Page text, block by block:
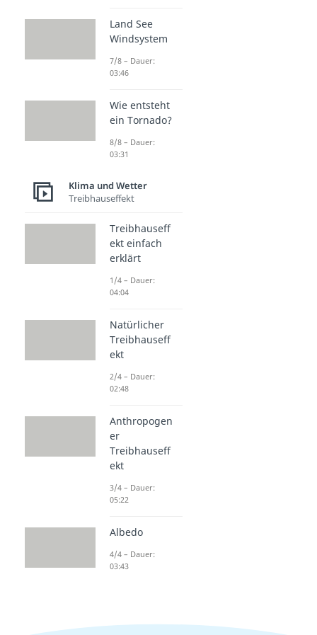
Land See
Windsystem
7/8 – Dauer:
03:46
Wie entsteht
ein Tornado?
8/8 – Dauer:
03:31
Klima und Wetter
Treibhauseffekt
Treibhauseff
ekt einfach
erklärt
1/4 – Dauer:
04:04
Natürlicher
Treibhauseff
ekt
2/4 – Dauer:
02:48
Anthropogen
er
Treibhauseff
ekt
3/4 – Dauer:
05:22
Albedo
4/4 – Dauer:
03:43